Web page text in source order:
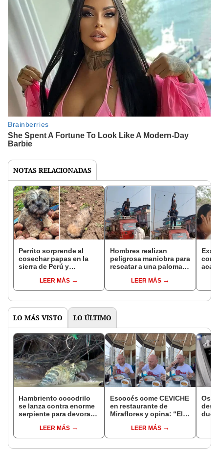
NOTAS RELACIONADAS
Perrito sorprende al
cosechar papas en la
sierra de Perú y
“Merece un
superalmuerzo”
LEER MÁS
Hombres realizan
peligrosa maniobra para
rescatar a una paloma
eléctricos: "Generoso
gesto”
LEER MÁS
es
LO MÁS VISTO LO ÚLTIMO
Hambriento cocodrilo
se lanza contra enorme
serpiente para devorarla
LEER MÁS
Escocés come CEVICHE
en restaurante de
Miraflores y opina: “El
mundo”LEER MÁS